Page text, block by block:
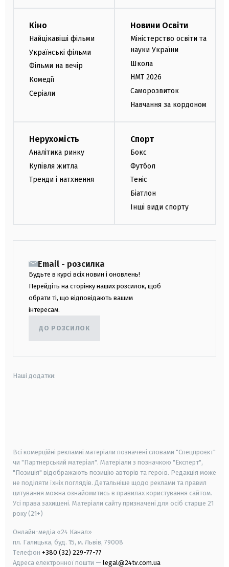
Кіно
Найцікавіші фільми
Українські фільми
Фільми на вечір
Комедії
Серіали
Новини Освіти
Міністерство освіти та
науки України
Школа
НМТ 2026
Саморозвиток
Навчання за кордоном
Нерухомість
Аналітика ринку
Купівля житла
Тренди і натхнення
Спорт
Бокс
Футбол
Теніс
Біатлон
Інші види спорту
Email - розсилка
Будьте в курсі всіх новин і оновлень!
Перейдіть на сторінку наших розсилок, щоб
обрати ті, що відповідають вашим
інтересам.
ДО РОЗСИЛОК
Наші додатки:
Всі комерційні рекламні матеріали позначені словами "Спецпроєкт"
чи "Партнерський матеріал". Матеріали з позначкою "Експерт",
"Позиція" відображають позицію авторів та героїв. Редакція може
не поділяти їхніх поглядів. Детальніше щодо реклами та правил
цитування можна ознайомитись в правилах користування сайтом.
Усі права захищені. Матеріали сайту призначені для осіб старше 21
року (21+)
Онлайн-медіа «24 Канал»
пл. Галицька, буд. 15, м. Львів, 79008
Телефон +380 (32) 229-77-77
Адреса електронної пошти — legal@24tv.com.ua